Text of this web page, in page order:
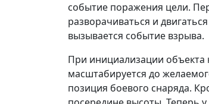
событие поражения цели.
разворачиваться и
вызывается событие взрыва.
При инициализации объекта
масштабируется до
позиция боевого снаряда.